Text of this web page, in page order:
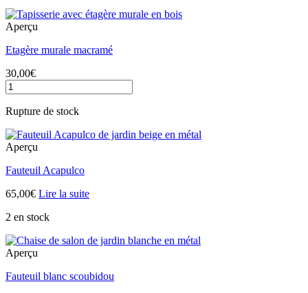
Aperçu
Etagère murale macramé
30,00€
quantité
de
Etagère
macramé
Rupture de stock
Aperçu
Fauteuil Acapulco
65,00€ Lire la suite
2 en stock
Aperçu
Fauteuil blanc scoubidou